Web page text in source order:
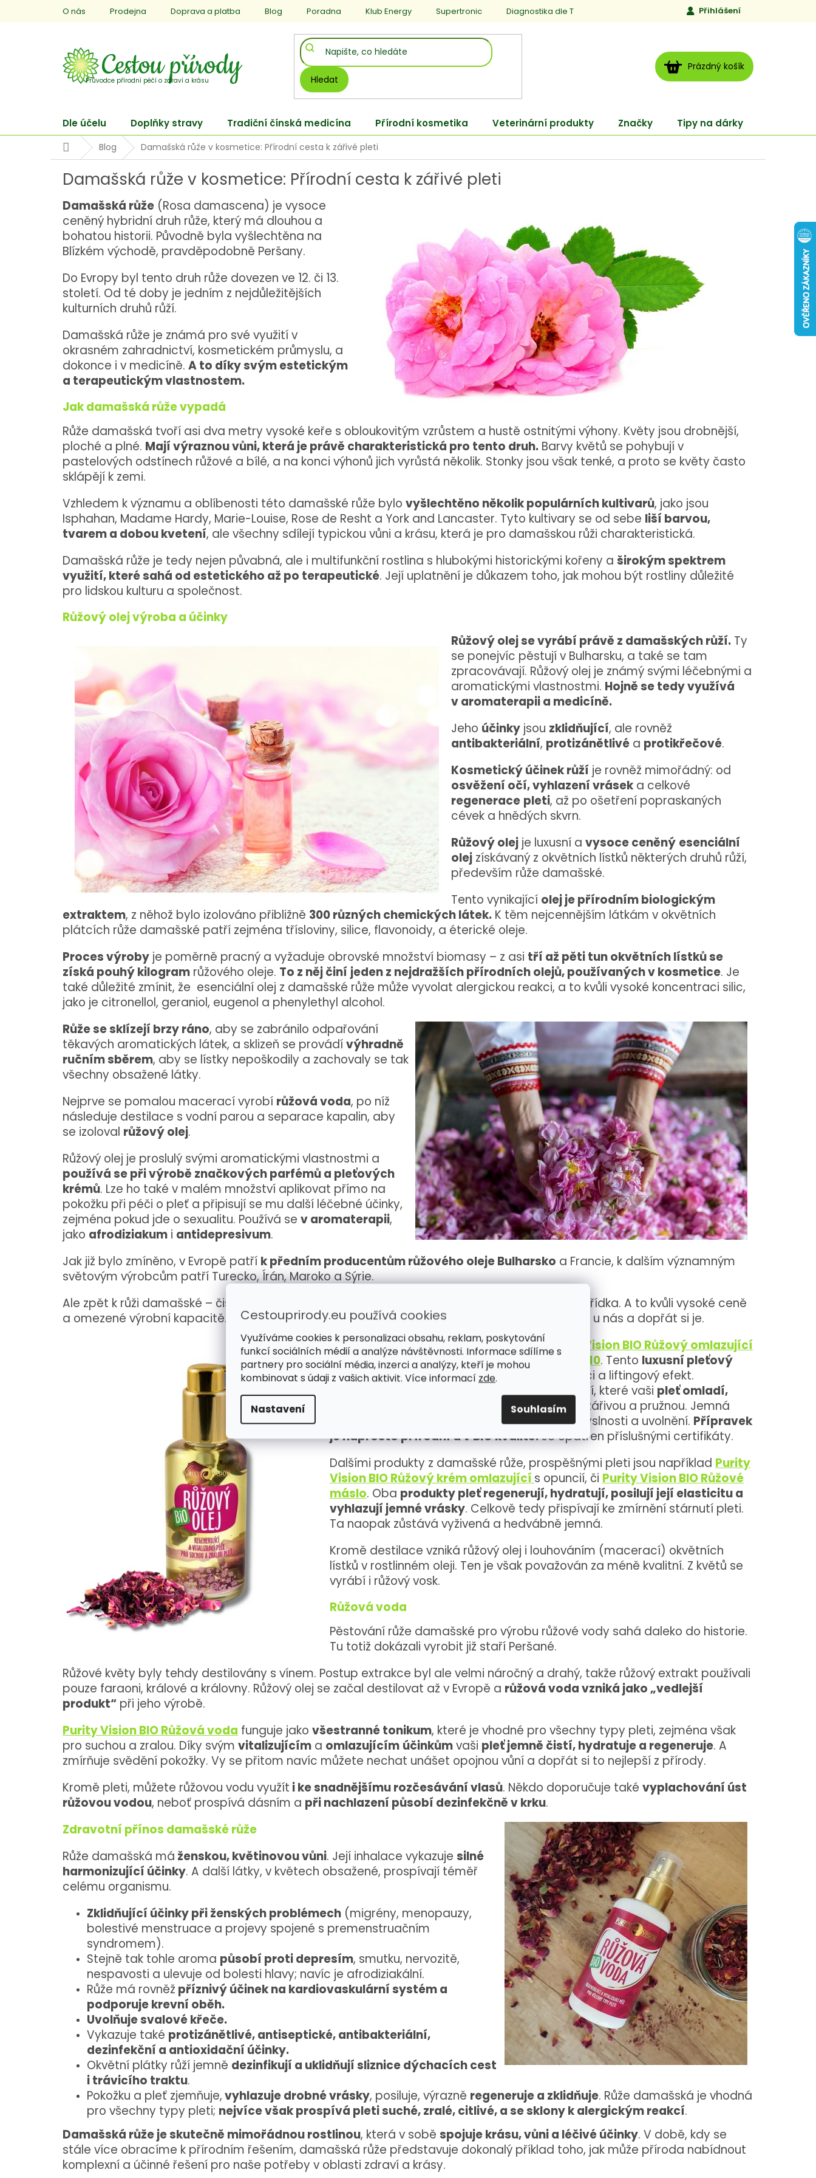
Cestouprirody.eu používá cookies
Využíváme cookies k personalizaci obsahu, reklam, poskytování
funkcí sociálních médií a analýze návštěvnosti. Informace sdílíme s
partnery pro sociální média, inzerci a analýzy, kteří je mohou
kombinovat s údaji z vašich aktivit. Více informací zde.
Nastavení Souhlasím
O nás Prodejna Doprava a platba Blog Poradna Klub Energy Supertronic Diagnostika dle TCM Jen to, čemu věříme
Přihlášení
Hledat
NÁKUPNÍ
KOŠÍK
Prázdný košík
Dle účelu Doplňky stravy Tradiční čínská medicína Přírodní kosmetika Veterinární produkty Značky Tipy na dárky
DomůBlog Damašská růže v kosmetice: Přírodní cesta k zářivé pleti
Damašská růže v kosmetice: Přírodní cesta k zářivé pleti
Damašská růže (Rosa damascena) je vysoce
ceněný hybridní druh růže, který má dlouhou a
bohatou historii. Původně byla vyšlechtěna na
Blízkém východě, pravděpodobně Peršany.
Do Evropy byl tento druh růže dovezen ve 12. či 13.
století. Od té doby je jedním z nejdůležitějších
kulturních druhů růží.
Damašská růže je známá pro své využití v
okrasném zahradnictví, kosmetickém průmyslu, a
dokonce i v medicíně. A to díky svým estetickým
a terapeutickým vlastnostem.
Jak damašská růže vypadá
Růže damašská tvoří asi dva metry vysoké keře s obloukovitým vzrůstem a hustě ostnitými výhony. Květy jsou drobnější,
ploché a plné. Mají výraznou vůni, která je právě charakteristická pro tento druh. Barvy květů se pohybují v
pastelových odstínech růžové a bílé, a na konci výhonů jich vyrůstá několik. Stonky jsou však tenké, a proto se květy často
sklápějí k zemi.
Vzhledem k významu a oblíbenosti této damašské růže bylo vyšlechtěno několik populárních kultivarů, jako jsou
Isphahan, Madame Hardy, Marie-Louise, Rose de Resht a York and Lancaster. Tyto kultivary se od sebe liší barvou,
tvarem a dobou kvetení, ale všechny sdílejí typickou vůni a krásu, která je pro damašskou růži charakteristická.
Damašská růže je tedy nejen půvabná, ale i multifunkční rostlina s hlubokými historickými kořeny a širokým spektrem
využití, které sahá od estetického až po terapeutické. Její uplatnění je důkazem toho, jak mohou být rostliny důležité
pro lidskou kulturu a společnost.
Růžový olej výroba a účinky
Růžový olej se vyrábí právě z damašských růží. Ty
se ponejvíc pěstují v Bulharsku, a také se tam
zpracovávají. Růžový olej je známý svými léčebnými a
aromatickými vlastnostmi. Hojně se tedy využívá
v aromaterapii a medicíně.
Jeho účinky jsou zklidňující, ale rovněž
antibakteriální, protizánětlivé a protikřečové.
Kosmetický účinek růží je rovněž mimořádný: od
osvěžení očí, vyhlazení vrásek a celkové
regenerace pleti, až po ošetření popraskaných
cévek a hnědých skvrn.
Růžový olej je luxusní a vysoce ceněný esenciální
olej získávaný z okvětních lístků některých druhů růží,
především růže damašské.
Tento vynikající olej je přírodním biologickým
extraktem, z něhož bylo izolováno přibližně 300 různých chemických látek. K těm nejcennějším látkám v okvětních
plátcích růže damašské patří zejména třísloviny, silice, flavonoidy, a éterické oleje.
Proces výroby je poměrně pracný a vyžaduje obrovské množství biomasy – z asi tří až pěti tun okvětních lístků se
získá pouhý kilogram růžového oleje. To z něj činí jeden z nejdražších přírodních olejů, používaných v kosmetice. Je
také důležité zmínit, že esenciální olej z damašské růže může vyvolat alergickou reakci, a to kvůli vysoké koncentraci silic,
jako je citronellol, geraniol, eugenol a phenylethyl alcohol.
Růže se sklízejí brzy ráno, aby se zabránilo odpařování
těkavých aromatických látek, a sklizeň se provádívýhradně
ručním sběrem, aby se lístky nepoškodily a zachovaly se tak
všechny obsažené látky.
Nejprve se pomalou macerací vyrobí růžová voda, po níž
následuje destilace s vodní parou a separace kapalin, aby
se izoloval růžový olej.
Růžový olej je proslulý svými aromatickými vlastnostmi a
používá se při výrobě značkových parfémů a pleťových
krémů. Lze ho také v malém množství aplikovat přímo na
pokožku při péči o pleť a připisují se mu další léčebné účinky,
zejména pokud jde o sexualitu. Používá se v aromaterapii,
jako afrodiziakum i antidepresivum.
Jak již bylo zmíněno, v Evropě patří k předním producentům růžového oleje Bulharsko a Francie, k dalším významným
světovým výrobcům patří Turecko, Írán, Maroko a Sýrie.
Ale zpět k růži damašské – čistý růžový olej z růže damašské se na běžném trhu prodává jen zřídka. A to kvůli vysoké ceně
a omezené výrobní kapacitě. A přece se s produkty z damašské růže můžete dnes už setkat i u nás a dopřát si je.
Například jakoomlazující růžový olejPurity Vision BIO Růžový omlazující
pleťový olej s opuncií, arganem, jojobou a Q10. Tento luxusní pleťový
olejposkytuje pleti intenzivní výživu, regeneraci a liftingový efekt.
Kombinuje sílu vzácných přírodních ingrediencí, které vaši pleť omladí,
. Pleť i pokožku zanechají zářivou a pružnou. Jemná
vůně damašské růže a vanilky dodá pocit smyslnosti a uvolnění. Přípravek
je naprosto přírodní a v BIO kvalitě.Je opatřen příslušnými certifikáty.
Dalšími produkty z damašské růže, prospěšnými pleti jsou například Purity
Vision BIO Růžový krém omlazující s opuncií, či Purity Vision BIO Růžové
máslo. Oba produkty pleť regenerují, hydratují, posilují její elasticitu a
vyhlazují jemné vrásky. Celkově tedy přispívají ke zmírnění stárnutí pleti.
Ta naopak zůstává vyživená a hedvábně jemná.
Kromě destilace vzniká růžový olej i louhováním (macerací) okvětních
lístků v rostlinném oleji. Ten je však považován za méně kvalitní. Z květů se
vyrábí i růžový vosk.
Růžová voda
Pěstování růže damašské pro výrobu růžové vody sahá daleko do historie.
Tu totiž dokázali vyrobit již staří Peršané.
Růžové květy byly tehdy destilovány s vínem. Postup extrakce byl ale velmi náročný a drahý, takže růžový extrakt používali
pouze faraoni, králové a královny. Růžový olej se začal destilovat až v Evropě a růžová voda vzniká jako „vedlejší
produkt“ při jeho výrobě.
Purity Vision BIO Růžová voda funguje jako všestranné tonikum, které je vhodné pro všechny typy pleti, zejména však
pro suchou a zralou. Díky svým vitalizujícím a omlazujícím účinkůmvaši pleť jemně čistí, hydratuje a regeneruje. A
zmírňuje svědění pokožky. Vy se přitom navíc můžete nechat unášet opojnou vůní a dopřát si to nejlepší z přírody.
Kromě pleti, můžete růžovou vodu využít i ke snadnějšímu rozčesávání vlasů. Někdo doporučuje také vyplachování úst
růžovou vodou, neboť prospívá dásním a při nachlazení působí dezinfekčně v krku.
Zdravotní přínos damašské růže
Růže damašská má ženskou, květinovou vůni. Její inhalace vykazuje silné
harmonizující účinky. A další látky, v květech obsažené, prospívají téměř
celému organismu.
Zklidňující účinky při ženských problémech (migrény, menopauzy,
bolestivé menstruace a projevy spojené s premenstruačním
syndromem).
Stejně tak tohle aroma působí proti depresím, smutku, nervozitě,
nespavosti a ulevuje od bolesti hlavy; navíc je afrodiziakální.
Růže má rovněž příznivý účinek na kardiovaskulární systém a
podporuje krevní oběh.
Uvolňuje svalové křeče.
Vykazuje také protizánětlivé, antiseptické, antibakteriální,
dezinfekční a antioxidační účinky.
Okvětní plátky růží jemně dezinfikují a uklidňují sliznice dýchacích cest
i trávicího traktu.
Pokožku a pleť zjemňuje,vyhlazuje drobné vrásky, posiluje, výrazně regeneruje a zklidňuje. Růže damašská je vhodná
pro všechny typy pleti; nejvíce však prospívá pleti suché, zralé, citlivé, a se sklony k alergickým reakcí.
Damašská růže je skutečně mimořádnou rostlinou, která v sobě spojuje krásu, vůni a léčivé účinky. V době, kdy se
stále více obracíme k přírodním řešením, damašská růže představuje dokonalý příklad toho, jak může příroda nabídnout
komplexní a účinné řešení pro naše potřeby v oblasti zdraví a krásy.